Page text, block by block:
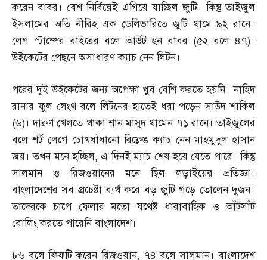
করেন বাবর। বেশ নির্বিঘ্নেই এগিয়ে যাচ্ছিল জুটি। কিন্তু তাইজুল
ইসলামের অতি নীরিহ এক ডেলিভারিতে জুটি থামে ৯২ রানে।
লেগ স্টাম্পের বাইরের বলে আউট হন বাবর (৫২ বলে ৪৭)।
উইকেটের পেছনে অসাধারণ ক্যাচ নেন লিটন।
পরের দুই উইকেটের জন্য অপেক্ষা খুব বেশি করতে হয়নি। নাহিদ
রানার ফুল লেংথ বলে লিটনের হাতেই ধরা পড়েন সাউদ শাকিল
(৬)। দারুণ খেলতে থাকা শান মাসুদ থামেন ৭১ রানে। তাইজুলের
বলে শর্ট লেগে চোখধাঁধানো রিফ্লেঙ ক্যাচ নেন মাহমুদুল হাসান
জয়। তখন মনে হচ্ছিল,এ দিনই ম্যাচ শেষ হয়ে যেতে পারে। কিন্তু
সালমান ও রিজওয়ানের মনে ছিল লড়াইয়ের প্রতিজ্ঞা।
বাংলাদেশের সব প্রচেষ্টা ব্যর্থ করে বড় জুটি গড়ে তোলেন দুজন।
তাদেরকে চাপে ফেলার মতো যথেষ্ট ধারাবাহিক ও আঁটসাঁট
বোলিং করতে পারেনি বাংলাদেশ।
৮৬ বলে ফিফটি করেন রিজওয়ান, ৭৪ বলে সালমান। বাংলাদেশ